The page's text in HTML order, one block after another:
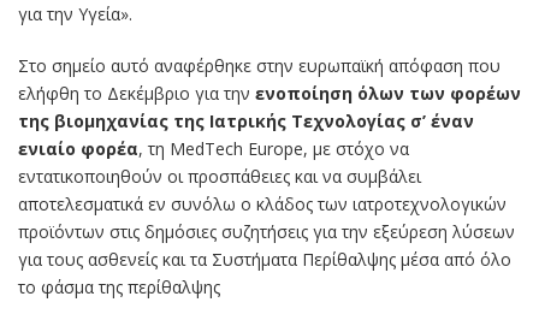
για την Υγεία».
Στο σημείο αυτό αναφέρθηκε στην ευρωπαϊκή απόφαση που
ελήφθη το Δεκέμβριο για την ενοποίηση όλων των φορέων
της βιομηχανίας της Ιατρικής Τεχνολογίας σ’ έναν
ενιαίο φορέα, τη MedTech Europe, με στόχο να
εντατικοποιηθούν οι προσπάθειες και να συμβάλει
αποτελεσματικά εν συνόλω ο κλάδος των ιατροτεχνολογικών
προϊόντων στις δημόσιες συζητήσεις για την εξεύρεση λύσεων
για τους ασθενείς και τα Συστήματα Περίθαλψης μέσα από όλο
το φάσμα της περίθαλψης